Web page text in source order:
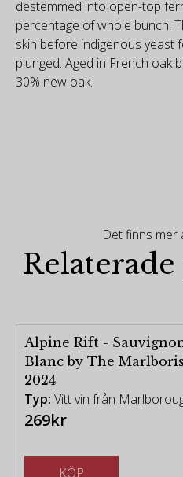
destemmed into open-top
percentage of whole bunch.
skin before indigenous yeast
plunged. Aged in French oak
30% new oak.
Det finns mer
Alpine Rift -
Blanc by The
2024
Typ: Vitt vin från
269kr